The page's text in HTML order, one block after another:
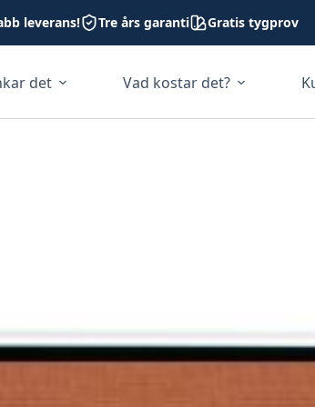
leverans! Tre års garanti Gratis tygprov
det Vad kostar det?